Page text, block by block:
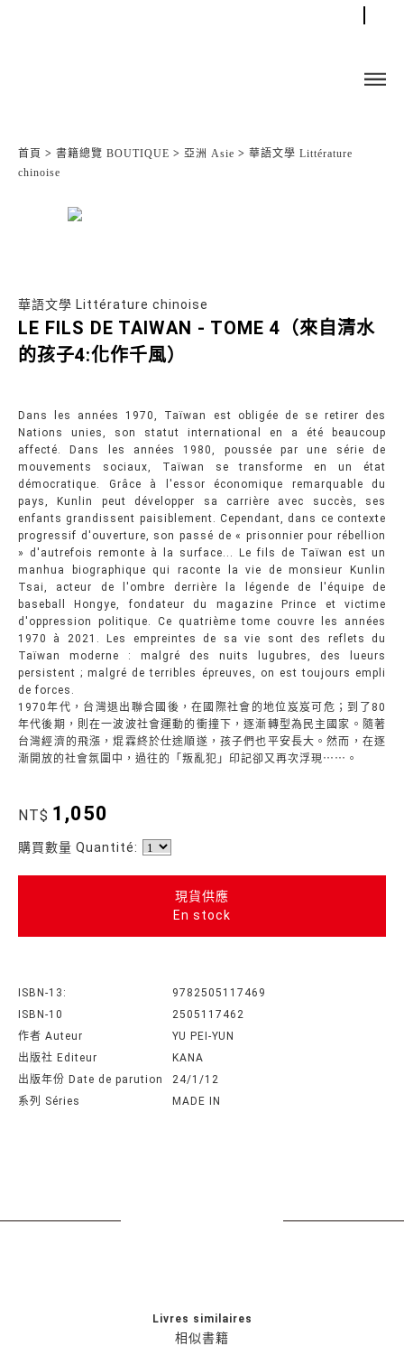
首頁 > 書籍總覽 BOUTIQUE > 亞洲 Asie > 華語文學 Littérature
chinoise
華語文學 Littérature chinoise
LE FILS DE TAIWAN - TOME 4（來自清水
的孩子4:化作千風）
Dans les années 1970, Taïwan est obligée de se retirer des
Nations unies, son statut international en a été beaucoup
affecté. Dans les années 1980, poussée par une série de
mouvements sociaux, Taïwan se transforme en un état
démocratique. Grâce à l'essor économique remarquable du
pays, Kunlin peut développer sa carrière avec succès, ses
enfants grandissent paisiblement. Cependant, dans ce contexte
progressif d'ouverture, son passé de « prisonnier pour rébellion
» d'autrefois remonte à la surface... Le fils de Taïwan est un
manhua biographique qui raconte la vie de monsieur Kunlin
Tsai, acteur de l'ombre derrière la légende de l'équipe de
baseball Hongye, fondateur du magazine Prince et victime
d'oppression politique. Ce quatrième tome couvre les années
1970 à 2021. Les empreintes de sa vie sont des reflets du
Taïwan moderne : malgré des nuits lugubres, des lueurs
persistent ; malgré de terribles épreuves, on est toujours empli
de forces.
1970年代，台灣退出聯合國後，在國際社會的地位岌岌可危；到了80
年代後期，則在一波波社會運動的衝撞下，逐漸轉型為民主國家。隨著
台灣經濟的飛漲，焜霖終於仕途順遂，孩子們也平安長大。然而，在逐
漸開放的社會氛圍中，過往的「叛亂犯」印記卻又再次浮現⋯⋯。
NT$ 1,050
購買數量 Quantité:
現貨供應
En stock
ISBN-13:
9782505117469
ISBN-10
2505117462
作者 Auteur
YU PEI-YUN
出版社 Editeur
KANA
出版年份 Date de parution
24/1/12
系列 Séries
MADE IN
相似書籍
Livres similaires